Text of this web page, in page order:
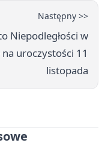
Następny >>
Niepodległości w
uroczystości 11
listopada